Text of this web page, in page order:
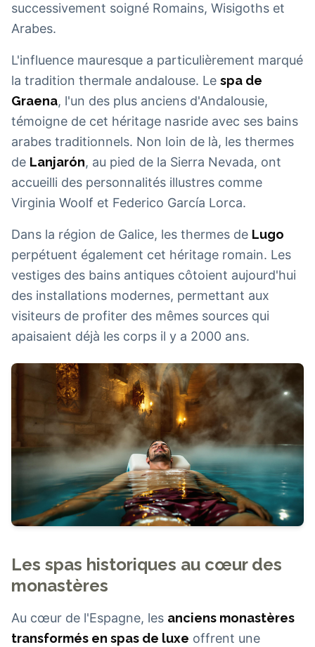
successivement soigné Romains, Wisigoths et
Arabes.
L'influence mauresque a particulièrement marqué
la tradition thermale andalouse. Le spa de
Graena, l'un des plus anciens d'Andalousie,
témoigne de cet héritage nasride avec ses bains
arabes traditionnels. Non loin de là, les thermes
de Lanjarón, au pied de la Sierra Nevada, ont
accueilli des personnalités illustres comme
Virginia Woolf et Federico García Lorca.
Dans la région de Galice, les thermes de Lugo
perpétuent également cet héritage romain. Les
vestiges des bains antiques côtoient aujourd'hui
des installations modernes, permettant aux
visiteurs de profiter des mêmes sources qui
apaisaient déjà les corps il y a 2000 ans.
Les spas historiques au cœur des
monastères
Au cœur de l'Espagne, les anciens monastères
transformés en spas de luxe offrent une